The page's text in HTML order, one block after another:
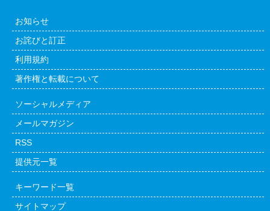
お知らせ
お詫びと訂正
利用規約
著作権と転載について
ソーシャルメディア
メールマガジン
RSS
提供元一覧
キーワード一覧
サイトマップ